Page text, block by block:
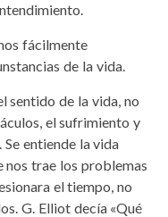
fácilmente
de la vida.
sentido de la vida, no
el sufrimiento y
entiende la vida
nos trae los problemas
el tiempo, no
G. Elliot decía «Qué